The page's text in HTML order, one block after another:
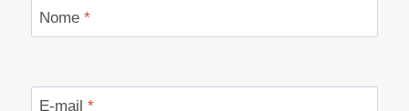
Nome *
E-mail *